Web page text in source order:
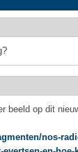
beeld op dit
nos-